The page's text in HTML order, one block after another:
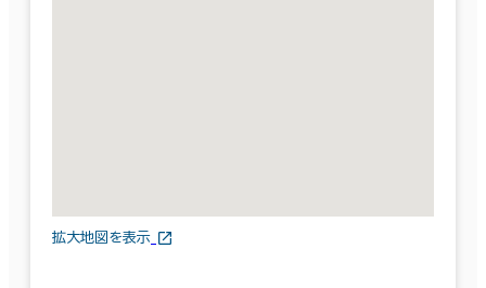
拡大地図を表示